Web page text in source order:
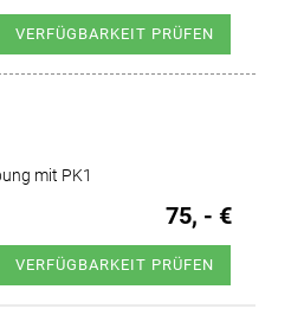
VERFÜGBARKEIT PRÜFEN
mit PK1
75, - €
VERFÜGBARKEIT PRÜFEN